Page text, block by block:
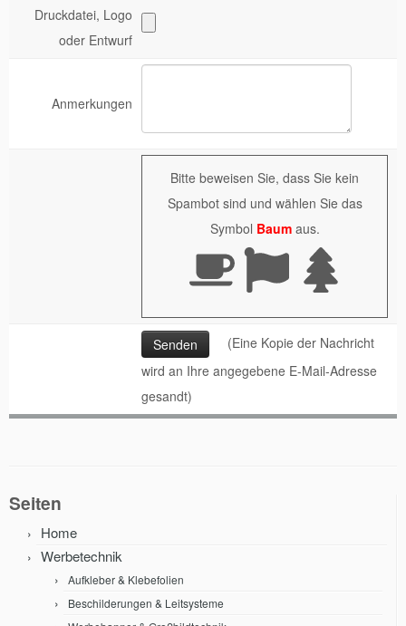
Druckdatei, Logo
oder Entwurf
Anmerkungen
Bitte beweisen Sie, dass Sie kein
Spambot sind und wählen Sie das
Symbol Baumaus.
(Eine Kopie der Nachricht
wird an Ihre angegebene E-Mail-Adresse
gesandt)
Seiten
Home
Werbetechnik
Aufkleber & Klebefolien
Beschilderungen & Leitsysteme